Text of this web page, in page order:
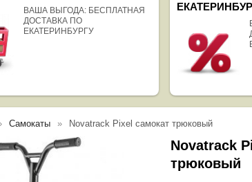
ВАША ВЫГОДА: БЕСПЛАТНАЯ
ДОСТАВКА ПО
ЕКАТЕРИНБУРГУ
Самокаты Novatrack Pixel самокат трюковый
Novatrack
трюковый